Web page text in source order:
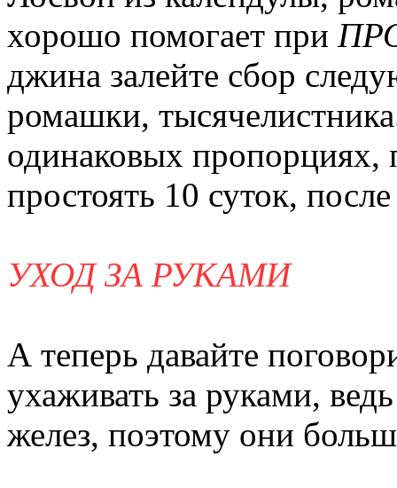
хорошо помогает при
джина залейте сбор
ромашки,
одинаковых пропорциях,
простоять 10 суток,
УХОД ЗА РУКАМИ
А теперь давайте
ухаживать за руками,
желез, поэтому они